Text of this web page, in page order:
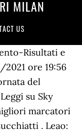
MILAN
US
Risultati e
ore 19:56
del
su Sky
marcatori
. Leao: